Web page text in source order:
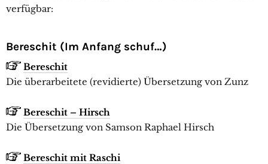
verfügbar:
Bereschit (Im Anfang schuf…)
Bereschit
Die überarbeitete (revidierte) Übersetzung von Zunz
Bereschit – Hirsch
Die Übersetzung von Samson Raphael Hirsch
Bereschit mit Raschi